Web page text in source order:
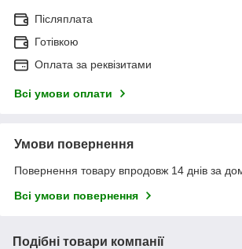
Післяплата
Готівкою
Оплата за реквізитами
Всі умови оплати
Умови повернення
Повернення товару впродовж 14 днів за
Всі умови повернення
Подібні товари компанії